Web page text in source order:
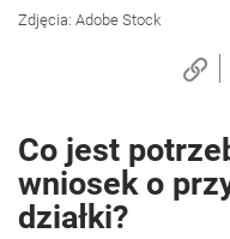
Zdjęcia: Adobe Stock
Co jest
wniosek o
działki?